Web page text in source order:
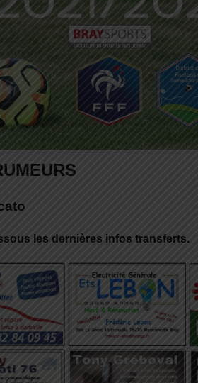
les dernières infos transferts.